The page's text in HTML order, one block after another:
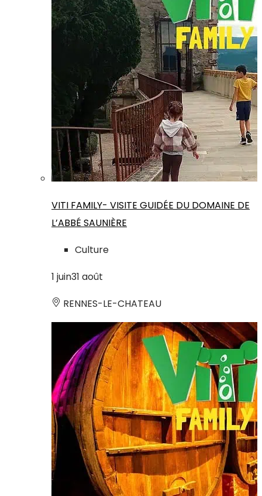
VITI FAMILY- VISITE GUIDÉE DU DOMAINE DE
L’ABBÉ SAUNIÈRE
Culture
1 juin31 août
RENNES-LE-CHATEAU